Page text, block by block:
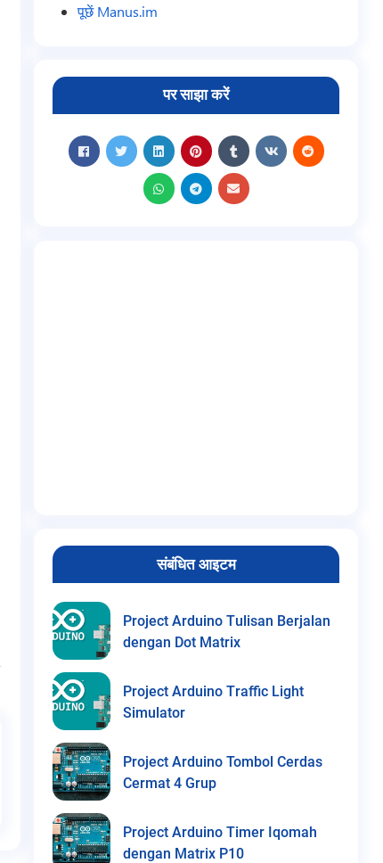
पूछें Manus.im
पर साझा करें
संबंधित आइटम
Project Arduino Tulisan Berjalan
dengan Dot Matrix
Project Arduino Traffic Light
Simulator
Project Arduino Tombol Cerdas
Cermat 4 Grup
Project Arduino Timer Iqomah
dengan Matrix P10